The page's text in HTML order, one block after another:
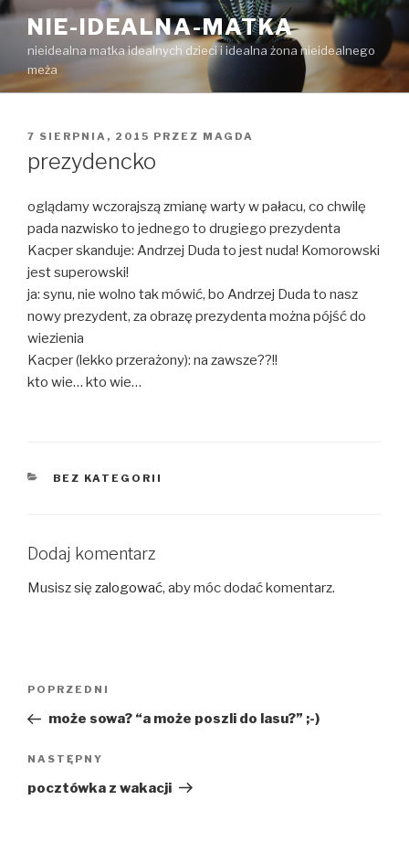
Przejdź
treści
NIE-IDEALNA-MATKA
nieidealna matka idealnych dzieci i idealna żona nieidealnego
meża
OPUBLIKOWANE
7 SIERPNIA, 2015 PRZEZ MAGDA
prezydencko
oglądamy wczorajszą zmianę warty w pałacu, co chwilę
pada nazwisko to jednego to drugiego prezydenta
Kacper skanduje: Andrzej Duda to jest nuda! Komorowski
jest superowski!
ja: synu, nie wolno tak mówić, bo Andrzej Duda to nasz
nowy prezydent, za obrazę prezydenta można pójść do
wiezienia
Kacper (lekko przerażony): na zawsze??!!
kto wie… kto wie…
KATEGORIE
BEZ KATEGORII
Dodaj komentarz
Musisz się zalogować, aby móc dodać komentarz.
Poprzedni
wpis
POPRZEDNI
może sowa? “a może poszli do lasu?” ;-)
Następny
wpis
NASTĘPNY
pocztówka z wakacji